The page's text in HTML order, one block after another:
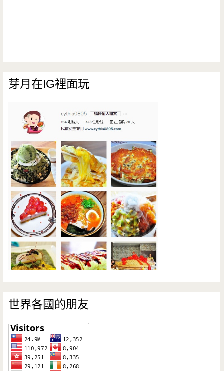
芽月在IG裡面玩
世界各國的朋友